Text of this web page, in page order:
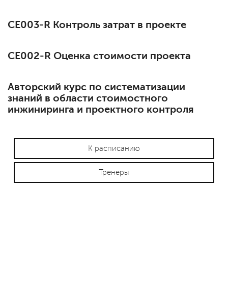
СЕ003-R Контроль затрат в проекте
СЕ002-R Оценка стоимости проекта
Авторский курс по систематизации
знаний в области стоимостного
инжиниринга и проектного контроля
К расписанию
Тренеры